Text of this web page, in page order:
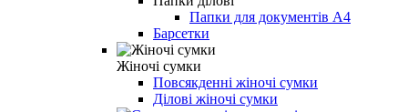
Папки для документів A4
Барсетки
Жіночі сумки
Повсякденні жіночі сумки
Ділові жіночі сумки